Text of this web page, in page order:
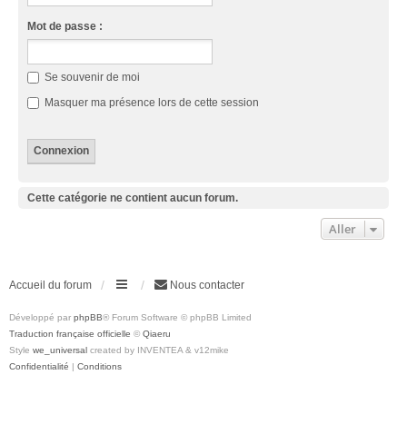
Mot de passe :
Se souvenir de moi
Masquer ma présence lors de cette session
Cette catégorie ne contient aucun forum.
Aller
Accueil du forum Nous contacter
Développé par phpBB® Forum Software © phpBB Limited
Traduction française officielle © Qiaeru
Style we_universal created by INVENTEA & v12mike
Confidentialité | Conditions